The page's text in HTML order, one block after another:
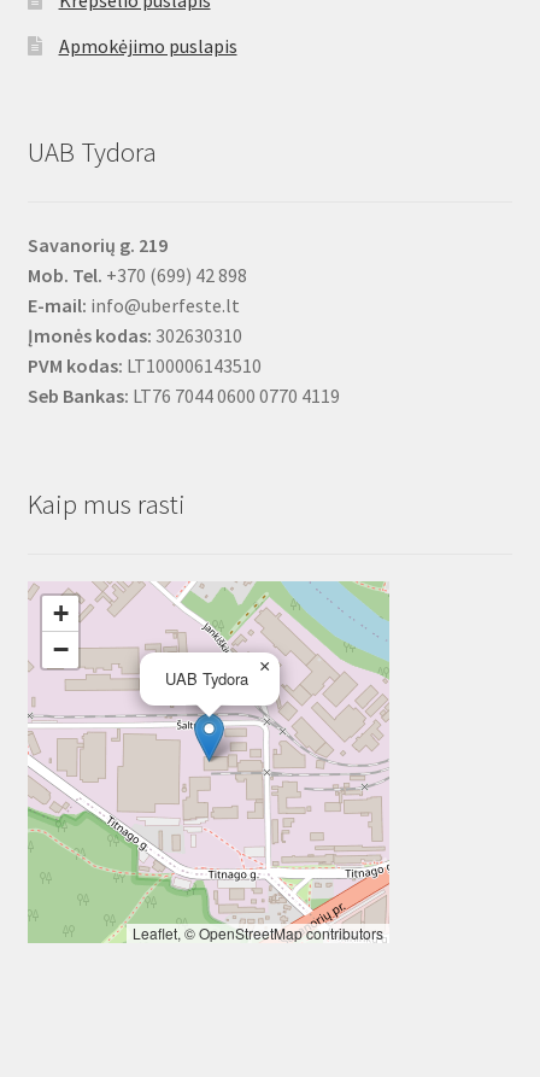
Apmokėjimo puslapis
UAB Tydora
Savanorių g. 219
Mob. Tel. +370 (699) 42 898
E-mail: info@uberfeste.lt
Įmonės kodas: 302630310
PVM kodas: LT100006143510
Seb Bankas: LT76 7044 0600 0770 4119
Kaip mus rasti
UAB Tydora
×
+
−
Leaflet, ©OpenStreetMapcontributors